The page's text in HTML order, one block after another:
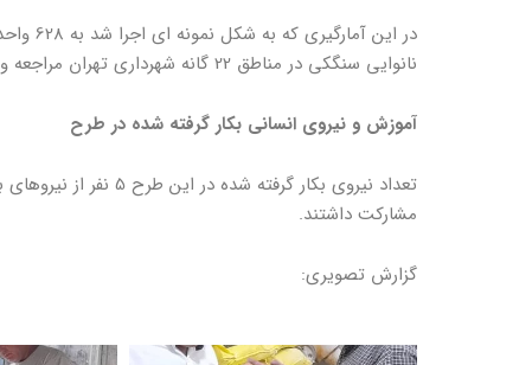
نانوایی سنگکی در مناطق 22 گانه شهرداری تهران مراجعه و اطلاعات فعالیتی واحدهای نمونه در فرم های آماری ثبت گردید.
آموزش و نیروی انسانی بکار گرفته شده در طرح
مشارکت داشتند.
گزارش تصویری: